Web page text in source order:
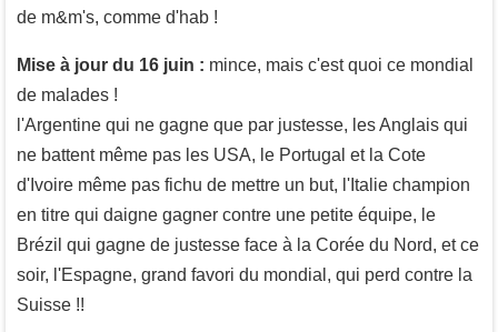
de m&m's, comme d'hab !
Mise à jour du 16 juin : mince, mais c'est quoi ce mondial
de malades !
l'Argentine qui ne gagne que par justesse, les Anglais qui
ne battent même pas les USA, le Portugal et la Cote
d'Ivoire même pas fichu de mettre un but, l'Italie champion
en titre qui daigne gagner contre une petite équipe, le
Brézil qui gagne de justesse face à la Corée du Nord, et ce
soir, l'Espagne, grand favori du mondial, qui perd contre la
Suisse !!